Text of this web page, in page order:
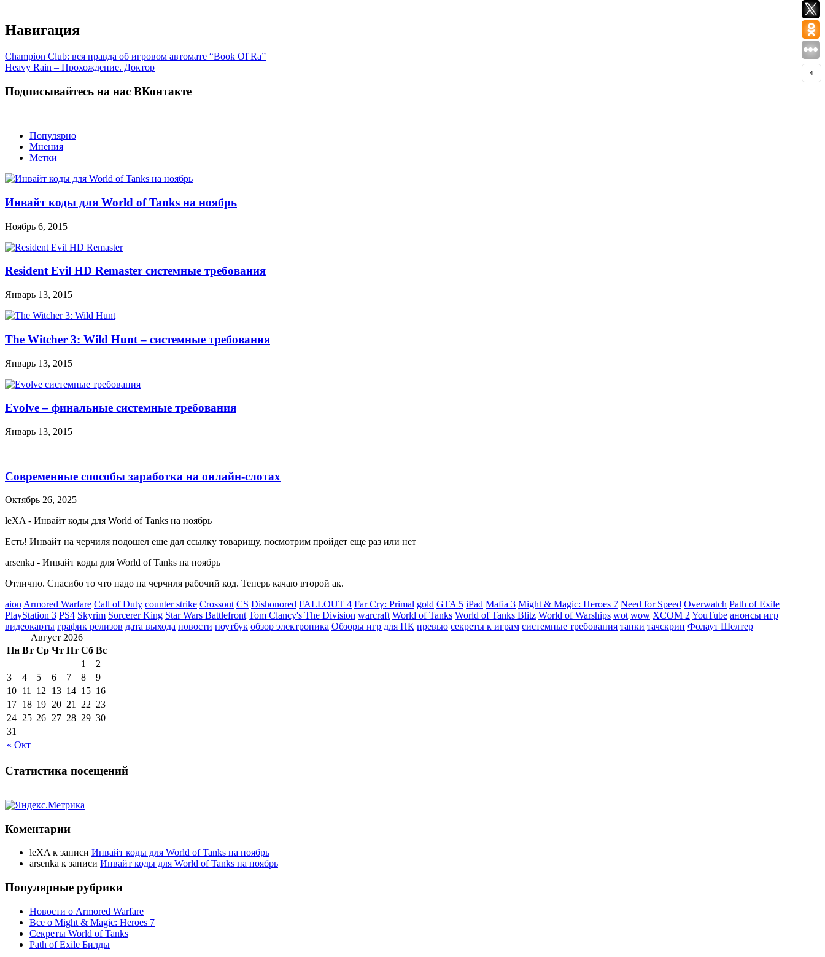
Навигация
Champion Club: вся правда об игровом автомате “Book Of Ra”
Heavy Rain – Прохождение. Доктор
Подписывайтесь на нас ВКонтакте
Популярно
Мнения
Метки
Инвайт коды для World of Tanks на ноябрь
Ноябрь 6, 2015
Resident Evil HD Remaster системные требования
Январь 13, 2015
The Witcher 3: Wild Hunt – системные требования
Январь 13, 2015
Evolve – финальные системные требования
Январь 13, 2015
Современные способы заработка на онлайн-слотах
Октябрь 26, 2025
leXA- Инвайт коды для World of Tanks на ноябрь
Есть! Инвайт на черчиля подошел еще дал ссылку товарищу, посмотрим пройдет еще раз или нет
arsenka - Инвайт коды для World of Tanks на ноябрь
Отлично. Спасибо то что надо на черчиля рабочий код. Теперь качаю второй ак.
aionArmored Warfare Call of Duty counter strike Crossout CS Dishonored FALLOUT 4 Far Cry: Primal gold GTA 5 iPad Mafia 3 Might & Magic: Heroes 7 Need for Speed Overwatch Path of Exile
PlayStation 3 PS4 Skyrim Sorcerer King Star Wars Battlefront Tom Clancy's The Division warcraft World of Tanks World of Tanks Blitz World of Warships wot wow XCOM 2YouTube анонсы игр
видеокарты график релизов дата выхода новости ноутбук обзор электроника Обзоры игр для ПК превью секреты к играм системные требования танки тачскрин Фолаут Шелтер
Август 2026
Пн Вт Ср Чт Пт Сб Вс
« Окт
1
2
3
4 5 6 7 8
9
10 11 12 13 14 15 16
17 18 19 20 21 22 23
24 25 26 27 28 29 30
31
Статистика посещений
Коментарии
leXA к записи Инвайт коды для World of Tanks на ноябрь
arsenka к записи Инвайт коды для World of Tanks на ноябрь
Популярные рубрики
Новости о Armored Warfare
Все о Might & Magic: Heroes 7
Секреты World of Tanks
Path of Exile Билды
4